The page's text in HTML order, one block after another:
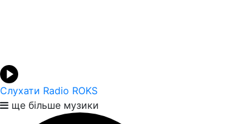
Слухати Radio ROKS
ще більше музики